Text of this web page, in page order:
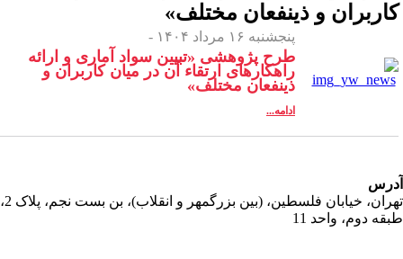
و ذینفعان مختلف»
پنجشنبه ۱۶ مرداد ۱۴۰۴ -
طرح پژوهشی «تبیین سواد آماری و ارائه
راهکارهای ارتقاء آن در میان کاربران و
ذینفعان مختلف»
ادامه...
تهران، خیابان فلسطین، (بین بزرگمهر و انقلاب)، بن بست نجم، پلاک 2،
دوم، واحد 11